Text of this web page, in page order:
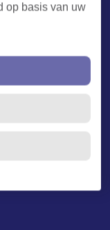
op basis van uw